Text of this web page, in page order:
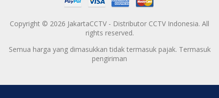
Copyright © 2026 JakartaCCTV - Distributor CCTV Indonesia. All
rights reserved.
Semua harga yang dimasukkan tidak termasuk pajak. Termasuk
pengiriman